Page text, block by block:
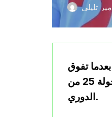
تليلي
تفوق
عليه بنتيجة 2-1، في اللقاء الذي جمعهما بملعب محمد بومزراق مساء اليوم، ضمن الجولة 25 من
الدوري.